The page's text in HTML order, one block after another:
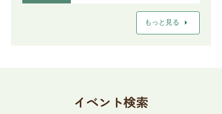
もっと見る arrow_right
イベント検索